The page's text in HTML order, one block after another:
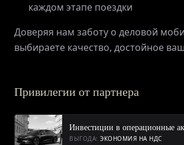
каждом этапе поездки
Доверяя нам заботу о деловой
выбираете качество, достойное
Привилегии от партнера
Инвестиции в операционные
ВЫГОДА: ЭКОНОМИЯ НА НДС